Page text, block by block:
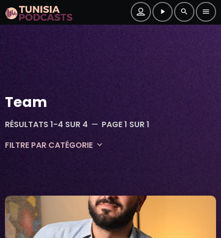
play_arrow search menu
Team
RÉSULTATS 1-4 SUR 4 remove PAGE 1 SUR 1
FILTRE PAR CATÉGORIE keyboard_arrow_down
Team